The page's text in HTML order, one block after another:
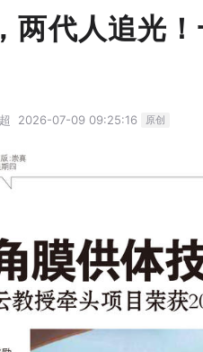
两代人追光
2026-07-09 09:25:16 原创